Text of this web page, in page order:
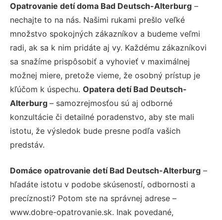
Opatrovanie detí doma Bad Deutsch-Alterburg –
nechajte to na nás. Našimi rukami prešlo veľké
množstvo spokojných zákazníkov a budeme veľmi
radi, ak sa k nim pridáte aj vy. Každému zákazníkovi
sa snažíme prispôsobiť a vyhovieť v maximálnej
možnej miere, pretože vieme, že osobný prístup je
kľúčom k úspechu. Opatera detí Bad Deutsch-
Alterburg – samozrejmosťou sú aj odborné
konzultácie či detailné poradenstvo, aby ste mali
istotu, že výsledok bude presne podľa vašich
predstáv.
Domáce opatrovanie detí Bad Deutsch-Alterburg –
hľadáte istotu v podobe skúseností, odbornosti a
precíznosti? Potom ste na správnej adrese –
www.dobre-opatrovanie.sk. Inak povedané,